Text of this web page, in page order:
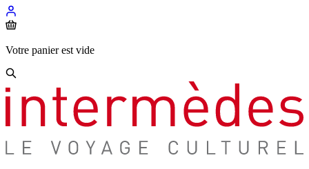
Votre panier est vide